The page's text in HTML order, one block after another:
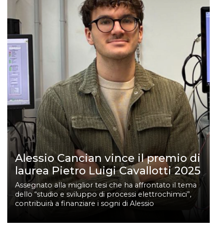
Alessio Cancian vince il premio di
laurea Pietro Luigi Cavallotti 2025
Assegnato alla miglior tesi che ha affrontato il tema
dello “studio e sviluppo di processi elettrochimici”,
contribuirà a finanziare i sogni di Alessio